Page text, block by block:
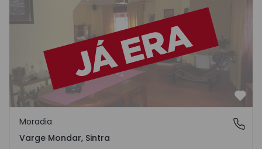
Varge Mondar, Sintra
Moradia
Varge Mondar, Sintra